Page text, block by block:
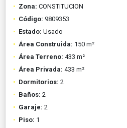
Zona: CONSTITUCION
Código: 9809353
Estado: Usado
Área Construida: 150 m²
Área Terreno: 433 m²
Área Privada: 433 m²
Dormitorios: 2
Baños: 2
Garaje: 2
Piso: 1